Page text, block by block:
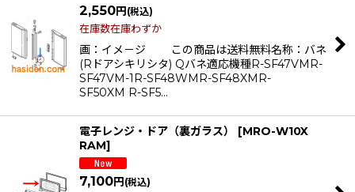
2,550円 (税込)
在庫数在庫わずか
画：イメ－ジ この商品は送料無料名称：バネ
(Rドアシキリシタ) Qバネ適応機種R-SF47VMR-
SF47VM-1R-SF48WMR-SF48XMR-
SF50XM R-SF5…
電子レンジ・ドア（裏ガラス） [MRO-W10X
RAM]
7,100円 (税込)